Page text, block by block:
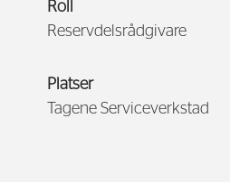
Roll
Reservdelsrådgivare
Platser
Tagene Serviceverkstad